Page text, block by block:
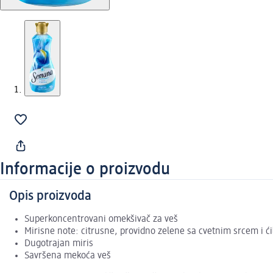
Informacije o proizvodu
Opis proizvoda
Superkoncentrovani omekšivač za veš
Mirisne note: citrusne, providno zelene sa cvetnim srcem i
Dugotrajan miris
Savršena mekoća veš